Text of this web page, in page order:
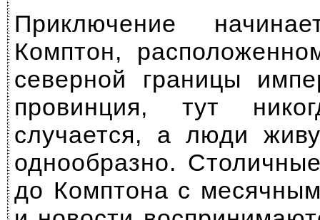
Приключение
Комптон,
северной границы
провинция, тут
случается, а люди
однообразно.
до Комптона с